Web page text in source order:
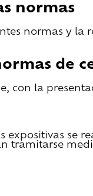
normas
normas y la
de
con la
expositivas se
tramitarse